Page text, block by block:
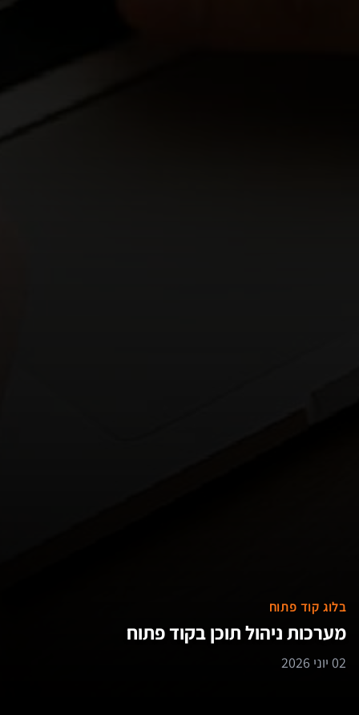
בלוג קוד פתוח
מערכות ניהול תוכן בקוד פתוח
02 יוני 2026